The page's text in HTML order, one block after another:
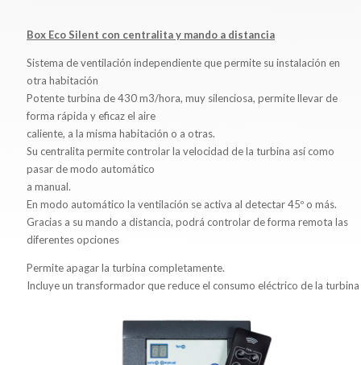
Box Eco Silent con centralita y mando a distancia
Sistema de ventilación independiente que permite su instalación en
otra habitación
Potente turbina de 430 m3/hora, muy silenciosa, permite llevar de
forma rápida y eficaz el aire
caliente, a la misma habitación o a otras.
Su centralita permite controlar la velocidad de la turbina así como
pasar de modo automático
a manual.
En modo automático la ventilación se activa al detectar 45º o más.
Gracias a su mando a distancia, podrá controlar de forma remota las
diferentes opciones
Permite apagar la turbina completamente.
Incluye un transformador que reduce el consumo eléctrico de la turbina